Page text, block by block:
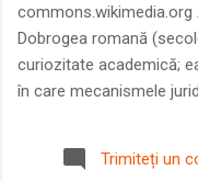
Dobrogea romană
curiozitate academică;
în care mecanismele
Într-o epocă în care
era susținută de o
Trimiteți un